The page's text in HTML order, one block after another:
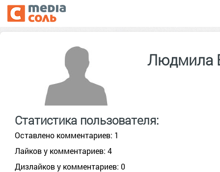
Людмила
Статистика пользователя:
Оставлено комментариев: 1
Лайков у комментариев: 4
Дизлайков у комментариев: 0